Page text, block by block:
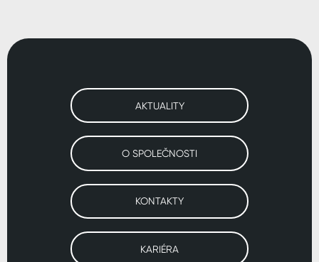
AKTUALITY
O SPOLEČNOSTI
KONTAKTY
KARIÉRA